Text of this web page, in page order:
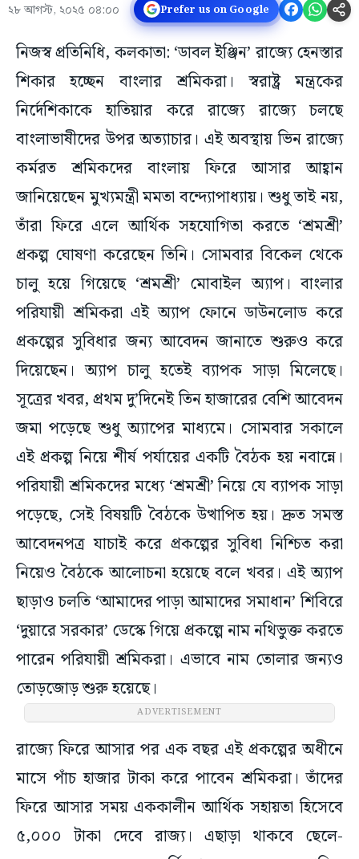
২৮ আগস্ট, ২০২৫ ০৪:০০ Prefer us on Google
নিজস্ব প্রতিনিধি, কলকাতা: ‘ডাবল ইঞ্জিন’ রাজ্যে হেনস্তার
শিকার হচ্ছেন বাংলার শ্রমিকরা। স্বরাষ্ট্র মন্ত্রকের
নির্দেশিকাকে হাতিয়ার করে রাজ্যে রাজ্যে চলছে
বাংলাভাষীদের উপর অত্যাচার। এই অবস্থায় ভিন রাজ্যে
কর্মরত শ্রমিকদের বাংলায় ফিরে আসার আহ্বান
জানিয়েছেন মুখ্যমন্ত্রী মমতা বন্দ্যোপাধ্যায়। শুধু তাই নয়,
তাঁরা ফিরে এলে আর্থিক সহযোগিতা করতে ‘শ্রমশ্রী’
প্রকল্প ঘোষণা করেছেন তিনি। সোমবার বিকেল থেকে
চালু হয়ে গিয়েছে ‘শ্রমশ্রী’ মোবাইল অ্যাপ। বাংলার
পরিযায়ী শ্রমিকরা এই অ্যাপ ফোনে ডাউনলোড করে
প্রকল্পের সুবিধার জন্য আবেদন জানাতে শুরুও করে
দিয়েছেন। অ্যাপ চালু হতেই ব্যাপক সাড়া মিলেছে।
সূত্রের খবর, প্রথম দু’দিনেই তিন হাজারের বেশি আবেদন
জমা পড়েছে শুধু অ্যাপের মাধ্যমে। সোমবার সকালে
এই প্রকল্প নিয়ে শীর্ষ পর্যায়ের একটি বৈঠক হয় নবান্নে।
পরিযায়ী শ্রমিকদের মধ্যে ‘শ্রমশ্রী’ নিয়ে যে ব্যাপক সাড়া
পড়েছে, সেই বিষয়টি বৈঠকে উত্থাপিত হয়। দ্রুত সমস্ত
আবেদনপত্র যাচাই করে প্রকল্পের সুবিধা নিশ্চিত করা
নিয়েও বৈঠকে আলোচনা হয়েছে বলে খবর। এই অ্যাপ
ছাড়াও চলতি ‘আমাদের পাড়া আমাদের সমাধান’ শিবিরে
‘দুয়ারে সরকার’ ডেস্কে গিয়ে প্রকল্পে নাম নথিভুক্ত করতে
পারেন পরিযায়ী শ্রমিকরা। এভাবে নাম তোলার জন্যও
তোড়জোড় শুরু হয়েছে।
রাজ্যে ফিরে আসার পর এক বছর এই প্রকল্পের অধীনে
মাসে পাঁচ হাজার টাকা করে পাবেন শ্রমিকরা। তাঁদের
ফিরে আসার সময় এককালীন আর্থিক সহায়তা হিসেবে
৫,০০০ টাকা দেবে রাজ্য। এছাড়া থাকবে ছেলে-
মেয়েদের স্কুল-কলেজে ভর্তি থেকে শুরু করে একাধিক